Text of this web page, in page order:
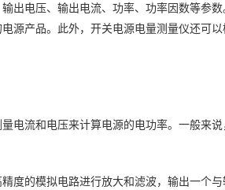
出电压、输出电流、功率、功率因数等参
源产品。此外，开关电源电量测量仪还可
电流和电压来计算电源的电功率。一般来
度的模拟电路进行放大和滤波，输出一个